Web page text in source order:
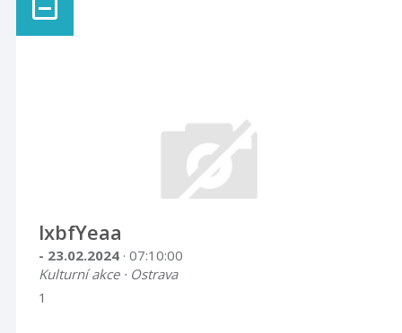
lxbfYeaa
- 23.02.2024 · 07:10:00
Kulturní akce · Ostrava
1